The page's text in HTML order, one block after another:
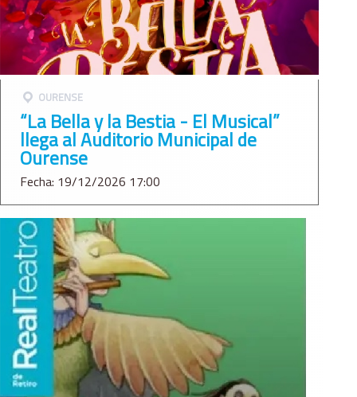
OURENSE
“La Bella y la Bestia - El Musical”
llega al Auditorio Municipal de
Ourense
Fecha: 19/12/2026 17:00